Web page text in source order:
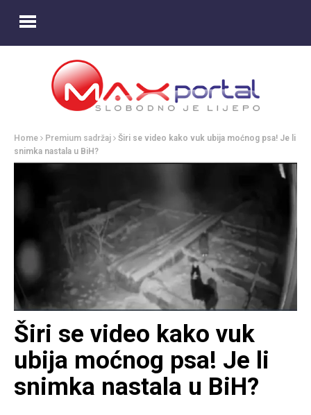
Home Premium sadržaj
Širi se video kako vuk ubija moćnog psa! Je li
snimka nastala u BiH?
Širi se video kako vuk
ubija moćnog psa! Je li
snimka nastala u BiH?